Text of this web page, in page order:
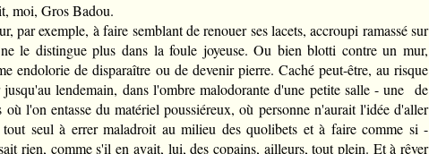
moi, Gros Badou.
par exemple, à faire semblant de renouer ses lacets, accroupi ramassé sur
le distingue plus dans la foule joyeuse. Ou bien blotti contre un mur,
endolorie de disparaître ou de devenir pierre. Caché peut-être, au risque
jusqu'au lendemain, dans l'ombre malodorante d'une petite salle - une de
où l'on entasse du matériel poussiéreux, où personne n'aurait l'idée d'aller
seul à errer maladroit au milieu des quolibets et à faire comme si -
rien, comme s'il en avait, lui, des copains, ailleurs, tout plein. Et à rêver